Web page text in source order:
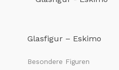
Glasfigur – Eskimo
Besondere Figuren